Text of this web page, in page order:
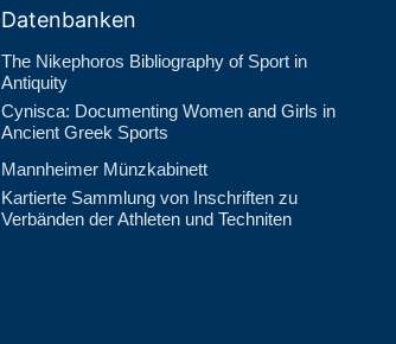
Datenbanken
The Nikephoros Bibliography of Sport in
Antiquity
Cynisca: Documenting Women and Girls in
Ancient Greek Sports
Mannheimer Münzkabinett
Kartierte Sammlung von Inschriften zu
Verbänden der Athleten und Techniten